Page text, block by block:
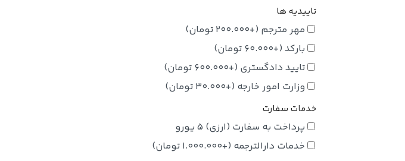
تاییدیه ها
مهر مترجم (+
200.000 تومان)
بارکد (+
60.000 تومان)
تایید دادگستری (+
600.000 تومان)
وزارت امور خارجه (+
30.000 تومان)
خدمات سفارت
پرداخت به سفارت (ارزی) 5 یورو
خدمات دارالترجمه (+
1.000.000 تومان)